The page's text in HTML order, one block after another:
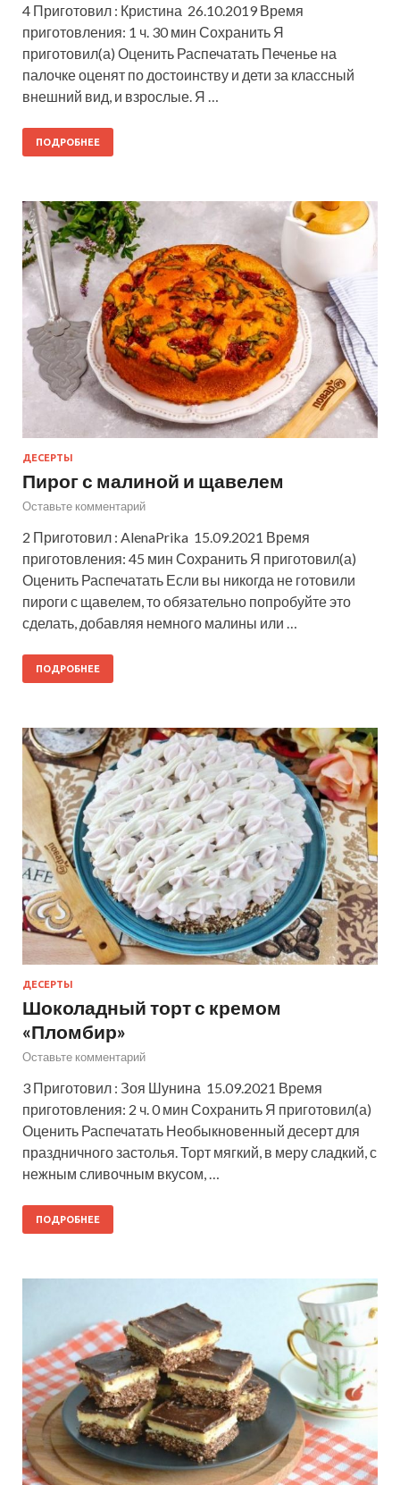
4 Приготовил : Кристина 26.10.2019 Время
приготовления: 1 ч. 30 мин Сохранить Я
приготовил(а) Оценить Распечатать Печенье на
палочке оценят по достоинству и дети за классный
внешний вид, и взрослые. Я …
ПОДРОБНЕЕ
ДЕСЕРТЫ
Пирог с малиной и щавелем
Оставьте комментарий
2 Приготовил : AlenaPrika 15.09.2021 Время
приготовления: 45 мин Сохранить Я приготовил(а)
Оценить Распечатать Если вы никогда не готовили
пироги с щавелем, то обязательно попробуйте это
сделать, добавляя немного малины или …
ПОДРОБНЕЕ
ДЕСЕРТЫ
Шоколадный торт с кремом
«Пломбир»
Оставьте комментарий
3 Приготовил : Зоя Шунина 15.09.2021 Время
приготовления: 2 ч. 0 мин Сохранить Я приготовил(а)
Оценить Распечатать Необыкновенный десерт для
праздничного застолья. Торт мягкий, в меру сладкий, с
нежным сливочным вкусом, …
ПОДРОБНЕЕ